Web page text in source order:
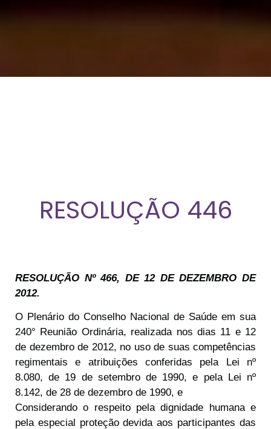
RESOLUÇÃO 446
RESOLUÇÃO Nº 466, DE 12 DE DEZEMBRO DE
2012.
O Plenário do Conselho Nacional de Saúde em sua
240° Reunião Ordinária, realizada nos dias 11 e 12
de dezembro de 2012, no uso de suas competências
regimentais e atribuições conferidas pela Lei nº
8.080, de 19 de setembro de 1990, e pela Lei nº
8.142, de 28 de dezembro de 1990, e
Considerando o respeito pela dignidade humana e
pela especial proteção devida aos participantes das